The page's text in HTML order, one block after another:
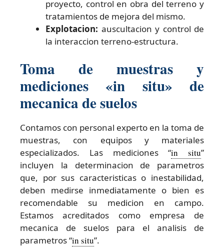
proyecto, control en obra del terreno y
tratamientos de mejora del mismo.
Explotacion: auscultacion y control de
la interaccion terreno-estructura.
Toma de muestras y
mediciones «in situ» de
mecanica de suelos
Contamos con personal experto en la toma de
muestras, con equipos y materiales
especializados. Las mediciones “in situ”
incluyen la determinacion de parametros
que, por sus caracteristicas o inestabilidad,
deben medirse inmediatamente o bien es
recomendable su medicion en campo.
Estamos acreditados como empresa de
mecanica de suelos para el analisis de
parametros “in situ”.